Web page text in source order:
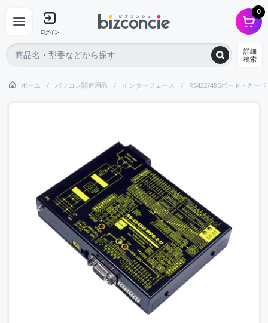
ログイン
0
詳細
検索
ホーム パソコン関連用品 インターフェース RS422/485ボード・カード